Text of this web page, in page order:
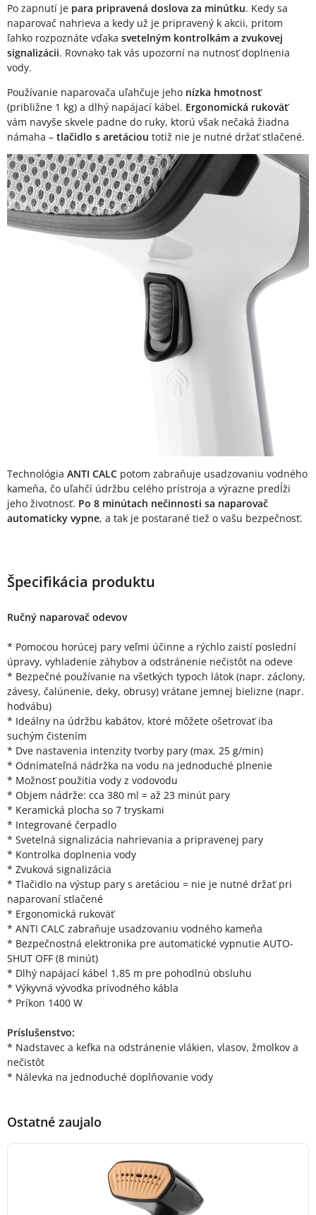
Po zapnutí je para pripravená doslova za minútku. Kedy sa
naparovač nahrieva a kedy už je pripravený k akcii, pritom
ľahko rozpoznáte vďaka svetelným kontrolkám a zvukovej
signalizácii. Rovnako tak vás upozorní na nutnosť doplnenia
vody.
Používanie naparovača uľahčuje jeho nízka hmotnosť
(približne 1 kg) a dlhý napájací kábel. Ergonomická rukoväť
vám navyše skvele padne do ruky, ktorú však nečaká žiadna
námaha – tlačidlo s aretáciou totiž nie je nutné držať stlačené.
Technológia ANTI CALC potom zabraňuje usadzovaniu vodného
kameňa, čo uľahčí údržbu celého prístroja a výrazne predĺži
jeho životnosť. Po 8 minútach nečinnosti sa naparovač
automaticky vypne, a tak je postarané tiež o vašu bezpečnosť.
Špecifikácia produktu
Ručný naparovač odevov
* Pomocou horúcej pary veľmi účinne a rýchlo zaistí poslední
úpravy, vyhladenie záhybov a odstránenie nečistôt na odeve
* Bezpečné používanie na všetkých typoch látok (napr. záclony,
závesy, čalúnenie, deky, obrusy) vrátane jemnej bielizne (napr.
hodvábu)
* Ideálny na údržbu kabátov, ktoré môžete ošetrovať iba
suchým čistením
* Dve nastavenia intenzity tvorby pary (max. 25 g/min)
* Odnímateľná nádržka na vodu na jednoduché plnenie
* Možnosť použitia vody z vodovodu
* Objem nádrže: cca 380 ml = až 23 minút pary
* Keramická plocha so 7 tryskami
* Integrované čerpadlo
* Svetelná signalizácia nahrievania a pripravenej pary
* Kontrolka doplnenia vody
* Zvuková signalizácia
* Tlačidlo na výstup pary s aretáciou = nie je nutné držať pri
naparovaní stlačené
* Ergonomická rukoväť
* ANTI CALC zabraňuje usadzovaniu vodného kameňa
* Bezpečnostná elektronika pre automatické vypnutie AUTO-
SHUT OFF (8 minút)
* Dlhý napájací kábel 1,85 m pre pohodlnú obsluhu
* Výkyvná vývodka prívodného kábla
* Príkon 1400 W
Príslušenstvo:
* Nadstavec a kefka na odstránenie vlákien, vlasov, žmolkov a
nečistôt
* Nálevka na jednoduché doplňovanie vody
Ostatné zaujalo